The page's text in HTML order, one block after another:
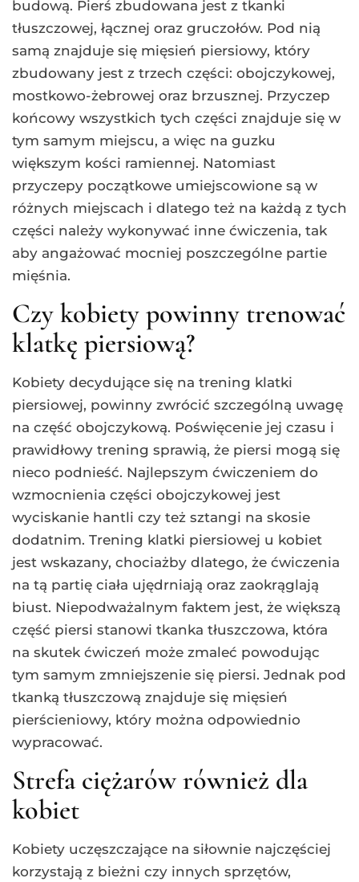
budową. Pierś zbudowana jest z tkanki
tłuszczowej, łącznej oraz gruczołów. Pod nią
samą znajduje się mięsień piersiowy, który
zbudowany jest z trzech części: obojczykowej,
mostkowo-żebrowej oraz brzusznej. Przyczep
końcowy wszystkich tych części znajduje się w
tym samym miejscu, a więc na guzku
większym kości ramiennej. Natomiast
przyczepy początkowe umiejscowione są w
różnych miejscach i dlatego też na każdą z tych
części należy wykonywać inne ćwiczenia, tak
aby angażować mocniej poszczególne partie
mięśnia.
Czy kobiety powinny trenować
klatkę piersiową?
Kobiety decydujące się na trening klatki
piersiowej, powinny zwrócić szczególną uwagę
na część obojczykową. Poświęcenie jej czasu i
prawidłowy trening sprawią, że piersi mogą się
nieco podnieść. Najlepszym ćwiczeniem do
wzmocnienia części obojczykowej jest
wyciskanie hantli czy też sztangi na skosie
dodatnim. Trening klatki piersiowej u kobiet
jest wskazany, chociażby dlatego, że ćwiczenia
na tą partię ciała ujędrniają oraz zaokrąglają
biust. Niepodważalnym faktem jest, że większą
część piersi stanowi tkanka tłuszczowa, która
na skutek ćwiczeń może zmaleć powodując
tym samym zmniejszenie się piersi. Jednak pod
tkanką tłuszczową znajduje się mięsień
pierścieniowy, który można odpowiednio
wypracować.
Strefa ciężarów również dla
kobiet
Kobiety uczęszczające na siłownie najczęściej
korzystają z bieżni czy innych sprzętów,